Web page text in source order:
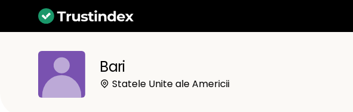
Bari
Statele Unite ale Americii